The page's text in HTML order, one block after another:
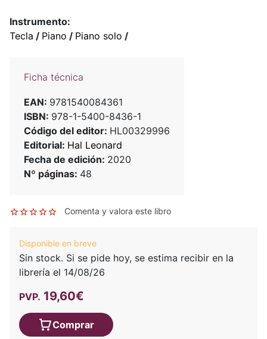
Instrumento:
Tecla / Piano / Piano solo /
Ficha técnica
EAN: 9781540084361
ISBN: 978-1-5400-8436-1
Código del editor: HL00329996
Editorial: Hal Leonard
Fecha de edición: 2020
Nº páginas: 48
Comenta y valora este libro
Disponible en breve
Sin stock. Si se pide hoy, se estima recibir en la
librería el 14/08/26
PVP. 19,60€
Comprar